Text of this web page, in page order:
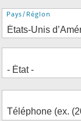
Adresse
Pays/Région